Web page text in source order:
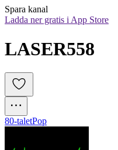
Spara kanal
Ladda ner gratis i App Store
LASER558
80-taletPop